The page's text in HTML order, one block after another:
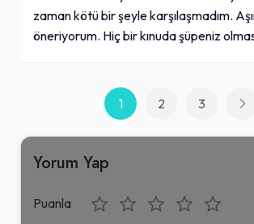
zaman kötü bir şeyle karşılaşmadım.
öneriyorum. Hiç bir kınuda şüpeniz
1 2 3
Yorum Yap
Puanla